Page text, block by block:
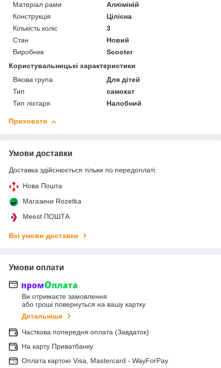
Матеріал рами
Алюміній
Конструкція
Цілісна
Кількість коліс
3
Стан
Новий
Виробник
Scooter
Користувальницькі характеристики
Вікова група
Для дітей
Тип
самокат
Тип ліхтаря
Налобний
Приховати
Умови доставки
Доставка здійснюється тільки по передоплаті.
Нова Пошта
Магазини Rozetka
Meest ПОШТА
Всі умови доставки
Умови оплати
Ви отримаєте замовлення
або гроші повернуться на вашу картку
Детальніше
Часткова попередня оплата (Завдаток)
На карту Приватбанку
Оплата картою Visa, Mastercard - WayForPay